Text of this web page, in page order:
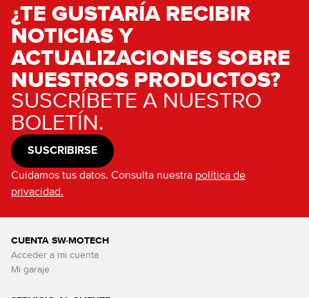
¿TE GUSTARÍA RECIBIR
NOTICIAS Y
ACTUALIZACIONES SOBRE
NUESTROS PRODUCTOS?
SUSCRÍBETE A NUESTRO
BOLETÍN.
SUSCRIBIRSE
Cuidamos tus datos. Consulta nuestra política de
privacidad.
CUENTA SW-MOTECH
Acceder a mi cuenta
Mi garaje